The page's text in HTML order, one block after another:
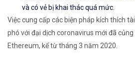
và có vẻ bị khai thác quá mức.
Việc cung cấp các biện pháp kích thích
phó với đại dịch coronavirus mới đã
Ethereum, kể từ tháng 3 năm 2020.